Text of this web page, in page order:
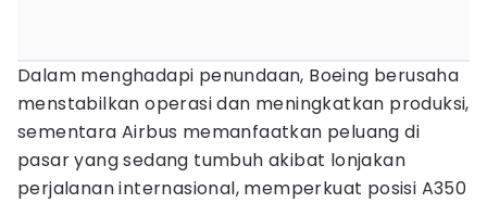
Dalam menghadapi penundaan, Boeing berusaha
menstabilkan operasi dan meningkatkan produksi,
sementara Airbus memanfaatkan peluang di
pasar yang sedang tumbuh akibat lonjakan
perjalanan internasional, memperkuat posisi A350